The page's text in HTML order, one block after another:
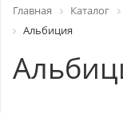
Главная Каталог
Альбиция